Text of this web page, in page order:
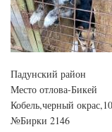
Падунский район
Место отлова-Бикей
Кобель,черный
№Бирки 2146